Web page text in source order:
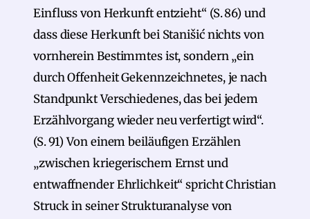
Einfluss von Herkunft entzieht“ (S. 86) und
dass diese Herkunft bei Stanišić nichts von
vornherein Bestimmtes ist, sondern „ein
durch Offenheit Gekennzeichnetes, je nach
Standpunkt Verschiedenes, das bei jedem
Erzählvorgang wieder neu verfertigt wird“.
(S. 91) Von einem beiläufigen Erzählen
„zwischen kriegerischem Ernst und
entwaffnender Ehrlichkeit“ spricht Christian
Struck in seiner Strukturanalyse von